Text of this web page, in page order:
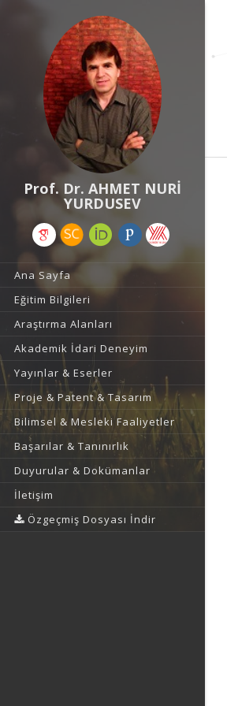
Prof. Dr. AHMET NURİ
YURDUSEV
Ana Sayfa
Eğitim Bilgileri
Araştırma Alanları
Akademik İdari Deneyim
Yayınlar & Eserler
Proje & Patent & Tasarım
Bilimsel & Mesleki Faaliyetler
Başarılar & Tanınırlık
Duyurular & Dokümanlar
İletişim
Özgeçmiş Dosyası İndir